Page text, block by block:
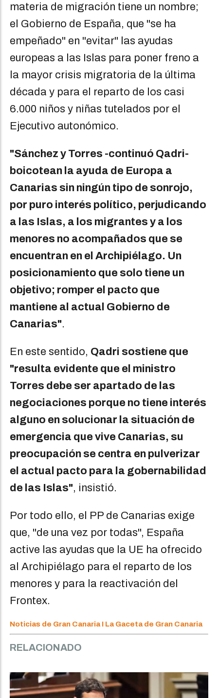
materia de migración tiene un nombre;
el Gobierno de España, que "se ha
empeñado" en "evitar" las ayudas
europeas a las Islas para poner freno a
la mayor crisis migratoria de la última
década y para el reparto de los casi
6.000 niños y niñas tutelados por el
Ejecutivo autonómico.
"Sánchez y Torres -continuó Qadri-
boicotean la ayuda de Europa a
Canarias sin ningún tipo de sonrojo,
por puro interés político, perjudicando
a las Islas, a los migrantes y a los
menores no acompañados que se
encuentran en el Archipiélago. Un
posicionamiento que solo tiene un
objetivo; romper el pacto que
mantiene al actual Gobierno de
Canarias".
En este sentido, Qadri sostiene que
"resulta evidente que el ministro
Torres debe ser apartado de las
negociaciones porque no tiene interés
alguno en solucionar la situación de
emergencia que vive Canarias, su
preocupación se centra en pulverizar
el actual pacto para la gobernabilidad
de las Islas", insistió.
Por todo ello, el PP de Canarias exige
que, "de una vez por todas", España
active las ayudas que la UE ha ofrecido
al Archipiélago para el reparto de los
menores y para la reactivación del
Frontex.
Noticias de Gran Canaria I La Gaceta de Gran Canaria
RELACIONADO